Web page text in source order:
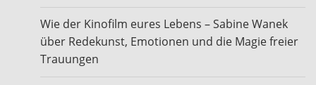
Wie der Kinofilm eures Lebens – Sabine Wanek
über Redekunst, Emotionen und die Magie freier
Trauungen